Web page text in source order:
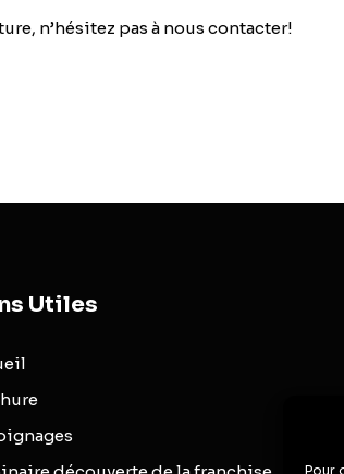
Pour
n’hésitez pas à nous contacter!
Utiles